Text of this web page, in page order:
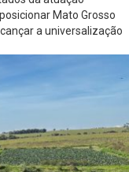
Mato Grosso
a universalização